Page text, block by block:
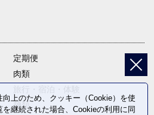
定期便
肉類
麺類
上のため、クッキー（Cookie）を使
継続された場合、Cookieの利用に同